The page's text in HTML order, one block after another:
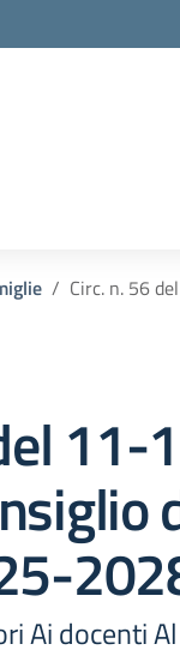
Circ. n. 56
11-
Ai docenti